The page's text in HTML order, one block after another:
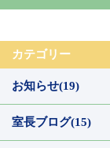
カテゴリー
お知らせ(19)
室長ブログ(15)